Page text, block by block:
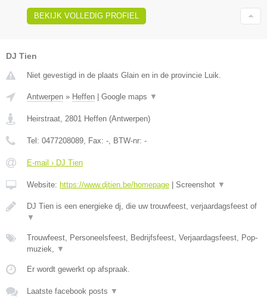
BEKIJK VOLLEDIG PROFIEL
DJ Tien
Niet gevestigd in de plaats Glain en in de provincie Luik.
Antwerpen » Heffen | Google maps ▼
Heirstraat 2801 Heffen (Antwerpen)
Tel: 0477208089 , Fax: - , BTW-nr: -
E-mail › DJ Tien
Website: https://www.djtien.be/homepage | Screenshot ▼
DJ Tien is een energieke dj, die uw trouwfeest, verjaardagsfeest of
▼
Trouwfeest, Personeelsfeest, Bedrijfsfeest, Verjaardagsfeest, Pop-
muziek,
▼
Er wordt gewerkt op afspraak.
Laatste facebook posts ▼